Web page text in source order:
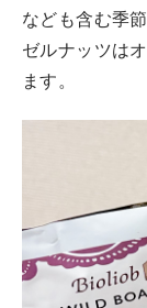
なども含む季
ゼルナッツは
ます。